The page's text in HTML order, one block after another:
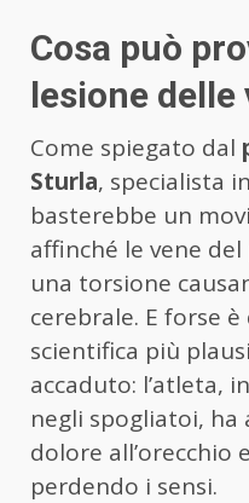
Cosa può
lesione delle
Come spiegato dal
Sturla, specialista
basterebbe un
affinché le vene
una torsione
cerebrale. E forse
scientifica più
accaduto: l’atleta,
negli spogliatoi,
dolore all’orecchio
perdendo i sensi.